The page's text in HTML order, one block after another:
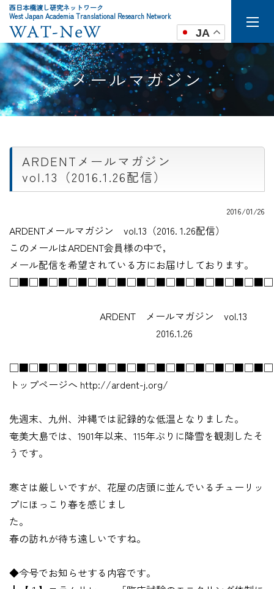
西日本橋渡し研究ネットワーク
West Japan Academia Translational Research Network
JA
メールマガジン
ARDENTメールマガジン
vol.13（2016.1.26配信）
2016/01/26
ARDENTメールマガジン vol.13（2016. 1.26配信）
このメールはARDENT会員様の中で，
メール配信を希望されている方にお届けしております。
ARDENT メールマガジン vol.13
2016.1.26
トップページへ http://ardent-j.org/
先週末、九州、沖縄では記録的な低温となりました。
奄美大島では、1901年以来、115年ぶりに降雪を観測したそ
うです。
寒さは厳しいですが、花屋の店頭に並んでいるチューリッ
プにほっこり春を感じまし
た。
春の訪れが待ち遠しいですね。
◆今号でお知らせする内容です。